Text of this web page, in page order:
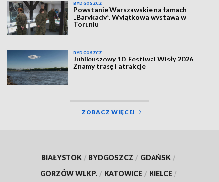
BYDGOSZCZ
Powstanie Warszawskie na łamach
„Barykady”. Wyjątkowa wystawa w
Toruniu
BYDGOSZCZ
Jubileuszowy 10. Festiwal Wisły 2026.
Znamy trasę i atrakcje
ZOBACZ WIĘCEJ
BIAŁYSTOK / BYDGOSZCZ / GDAŃSK /
GORZÓW WLKP. / KATOWICE / KIELCE /